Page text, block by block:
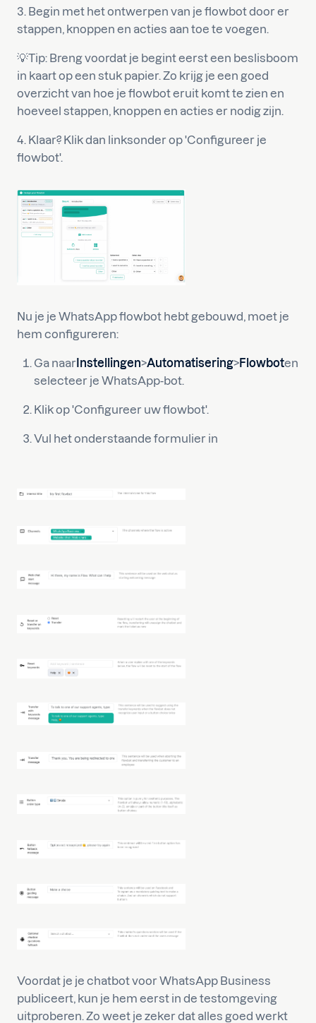
3. Begin met het ontwerpen van je flowbot door er
stappen, knoppen en acties aan toe te voegen.
💡Tip: Breng voordat je begint eerst een beslisboom
in kaart op een stuk papier. Zo krijg je een goed
overzicht van hoe je flowbot eruit komt te zien en
hoeveel stappen, knoppen en acties er nodig zijn.
4. Klaar? Klik dan linksonder op 'Configureer je
flowbot'.
Nu je je WhatsApp flowbot hebt gebouwd, moet je
hem configureren:
Ga naar Instellingen>Automatisering>Flowboten
selecteer je WhatsApp-bot.
Klik op 'Configureer uw flowbot'.
Vul het onderstaande formulier in
Voordat je je chatbot voor WhatsApp Business
publiceert, kun je hem eerst in de testomgeving
uitproberen. Zo weet je zeker dat alles goed werkt